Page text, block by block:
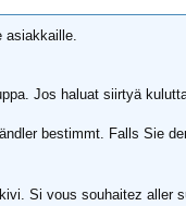
asiakkaille.
Jos haluat siirtyä
bestimmt. Falls Sie
Si vous souhaitez aller